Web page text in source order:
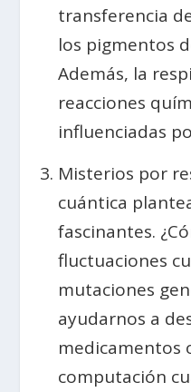
transferencia
los pigmentos
Además, la
reacciones
influenciadas
Misterios por
cuántica
fascinantes.
fluctuaciones
mutaciones
ayudarnos a
medicamentos
computación